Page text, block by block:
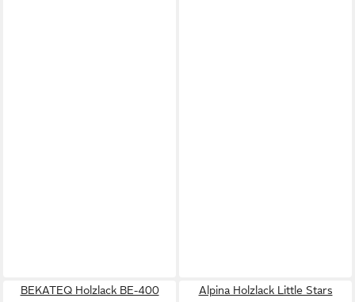
BEKATEQ Holzlack BE-400
Alpina Holzlack Little Stars